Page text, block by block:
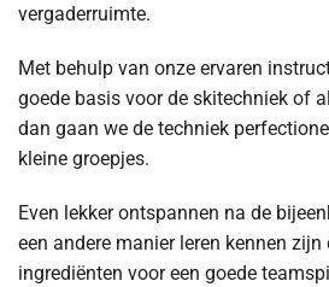
vergaderruimte.
Met behulp van onze ervaren
goede basis voor de skitechniek of
dan gaan we de techniek
kleine groepjes.
Even lekker ontspannen na de
een andere manier leren kennen zijn
ingrediënten voor een goede